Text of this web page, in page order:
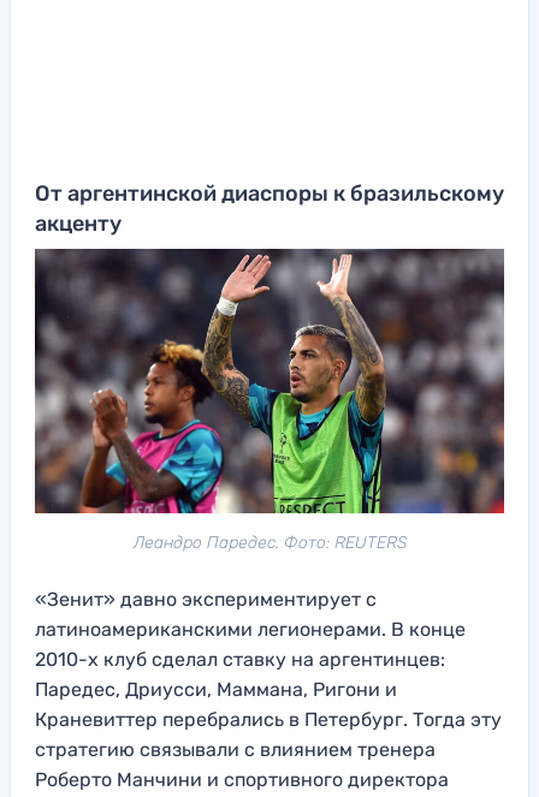
От аргентинской диаспоры к бразильскому
акценту
Леандро Паредес. Фото: REUTERS
«Зенит» давно экспериментирует с
латиноамериканскими легионерами. В конце
2010-х клуб сделал ставку на аргентинцев:
Паредес, Дриусси, Маммана, Ригони и
Краневиттер перебрались в Петербург. Тогда эту
стратегию связывали с влиянием тренера
Роберто Манчини и спортивного директора